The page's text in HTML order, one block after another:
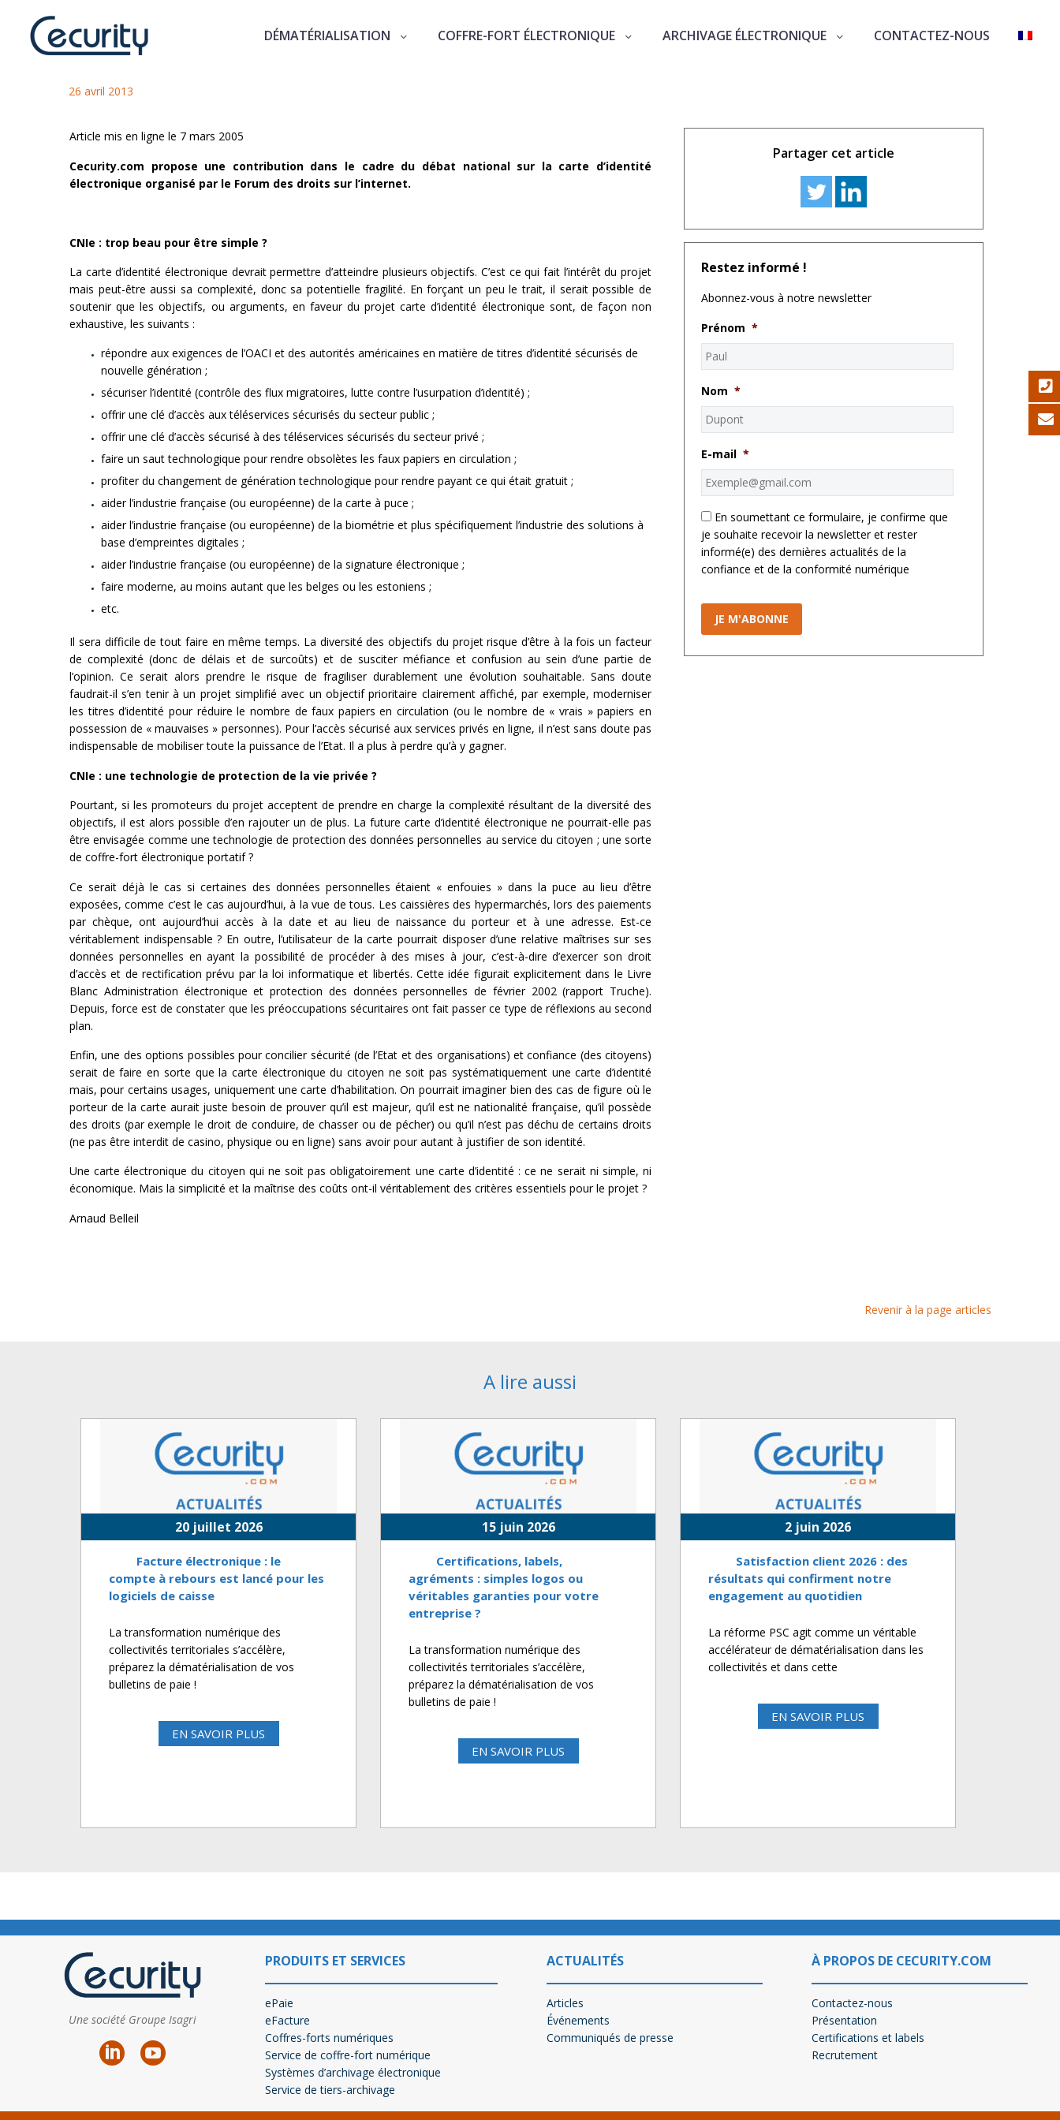
DÉMATÉRIALISATION COFFRE-FORT ÉLECTRONIQUE ARCHIVAGE ÉLECTRONIQUE CONTACTEZ-NOUS
La carte d'identité électronique deux réflexions sur la carte d’identité électronique
26 avril 2013
Article mis en ligne le 7 mars 2005
Cecurity.com propose une contribution dans le cadre du débat national sur la carte d’identité
électronique organisé par le Forum des droits sur l’internet.
CNIe : trop beau pour être simple ?
La carte d’identité électronique devrait permettre d’atteindre plusieurs objectifs. C’est ce qui fait l’intérêt du projet
mais peut-être aussi sa complexité, donc sa potentielle fragilité. En forçant un peu le trait, il serait possible de
soutenir que les objectifs, ou arguments, en faveur du projet carte d’identité électronique sont, de façon non
exhaustive, les suivants :
répondre aux exigences de l’OACI et des autorités américaines en matière de titres d’identité sécurisés de
nouvelle génération ;
sécuriser l’identité (contrôle des flux migratoires, lutte contre l’usurpation d’identité) ;
offrir une clé d’accès aux téléservices sécurisés du secteur public ;
offrir une clé d’accès sécurisé à des téléservices sécurisés du secteur privé ;
faire un saut technologique pour rendre obsolètes les faux papiers en circulation ;
profiter du changement de génération technologique pour rendre payant ce qui était gratuit ;
aider l’industrie française (ou européenne) de la carte à puce ;
aider l’industrie française (ou européenne) de la biométrie et plus spécifiquement l’industrie des solutions à
base d’empreintes digitales ;
aider l’industrie française (ou européenne) de la signature électronique ;
faire moderne, au moins autant que les belges ou les estoniens ;
etc.
Il sera difficile de tout faire en même temps. La diversité des objectifs du projet risque d’être à la fois un facteur
de complexité (donc de délais et de surcoûts) et de susciter méfiance et confusion au sein d’une partie de
l’opinion. Ce serait alors prendre le risque de fragiliser durablement une évolution souhaitable. Sans doute
faudrait-il s’en tenir à un projet simplifié avec un objectif prioritaire clairement affiché, par exemple, moderniser
les titres d’identité pour réduire le nombre de faux papiers en circulation (ou le nombre de « vrais » papiers en
possession de « mauvaises » personnes). Pour l’accès sécurisé aux services privés en ligne, il n’est sans doute pas
indispensable de mobiliser toute la puissance de l’Etat. Il a plus à perdre qu’à y gagner.
CNIe : une technologie de protection de la vie privée ?
Pourtant, si les promoteurs du projet acceptent de prendre en charge la complexité résultant de la diversité des
objectifs, il est alors possible d’en rajouter un de plus. La future carte d’identité électronique ne pourrait-elle pas
être envisagée comme une technologie de protection des données personnelles au service du citoyen ; une sorte
de coffre-fort électronique portatif ?
Ce serait déjà le cas si certaines des données personnelles étaient « enfouies » dans la puce au lieu d’être
exposées, comme c’est le cas aujourd’hui, à la vue de tous. Les caissières des hypermarchés, lors des paiements
par chèque, ont aujourd’hui accès à la date et au lieu de naissance du porteur et à une adresse. Est-ce
véritablement indispensable ? En outre, l’utilisateur de la carte pourrait disposer d’une relative maîtrises sur ses
données personnelles en ayant la possibilité de procéder à des mises à jour, c’est-à-dire d’exercer son droit
d’accès et de rectification prévu par la loi informatique et libertés. Cette idée figurait explicitement dans le Livre
Blanc Administration électronique et protection des données personnelles de février 2002 (rapport Truche).
Depuis, force est de constater que les préoccupations sécuritaires ont fait passer ce type de réflexions au second
plan.
Enfin, une des options possibles pour concilier sécurité (de l’Etat et des organisations) et confiance (des citoyens)
serait de faire en sorte que la carte électronique du citoyen ne soit pas systématiquement une carte d’identité
mais, pour certains usages, uniquement une carte d’habilitation. On pourrait imaginer bien des cas de figure où le
porteur de la carte aurait juste besoin de prouver qu’il est majeur, qu’il est ne nationalité française, qu’il possède
des droits (par exemple le droit de conduire, de chasser ou de pécher) ou qu’il n’est pas déchu de certains droits
(ne pas être interdit de casino, physique ou en ligne) sans avoir pour autant à justifier de son identité.
Une carte électronique du citoyen qui ne soit pas obligatoirement une carte d’identité : ce ne serait ni simple, ni
économique. Mais la simplicité et la maîtrise des coûts ont-il véritablement des critères essentiels pour le projet ?
Arnaud Belleil
Partager cet article
Restez informé !
Abonnez-vous à notre newsletter
Prénom *
Nom *
E-mail *
* En soumettant ce formulaire, je confirme que
je souhaite recevoir la newsletter et rester
informé(e) des dernières actualités de la
confiance et de la conformité numérique
Revenir à la page articles
A lire aussi
20 juillet 2026
Facture électronique : le
compte à rebours est lancé pour les
logiciels de caisse
La transformation numérique des
collectivités territoriales s’accélère,
préparez la dématérialisation de vos
bulletins de paie !
EN SAVOIR PLUS
15 juin 2026
Certifications, labels,
agréments : simples logos ou
véritables garanties pour votre
entreprise ?
La transformation numérique des
collectivités territoriales s’accélère,
préparez la dématérialisation de vos
bulletins de paie !
EN SAVOIR PLUS
2 juin 2026
Satisfaction client 2026 : des
résultats qui confirment notre
engagement au quotidien
La réforme PSC agit comme un véritable
accélérateur de dématérialisation dans les
collectivités et dans cette
EN SAVOIR PLUS
Une société Groupe Isagri
PRODUITS ET SERVICES
ePaie
eFacture
Coffres-forts numériques
Service de coffre-fort numérique
Systèmes d’archivage électronique
Service de tiers-archivage
ACTUALITÉS
Articles
Événements
Communiqués de presse
À PROPOS DE CECURITY.COM
Contactez-nous
Présentation
Certifications et labels
Recrutement